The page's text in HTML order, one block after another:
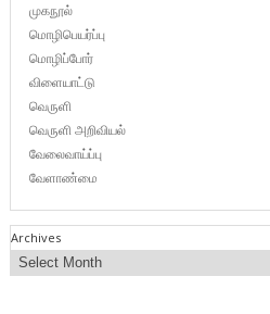
முகநூல்
மொழிபெயர்ப்பு
மொழிப்போர்
விளையாட்டு
வெருளி
வெருளி அறிவியல்
வேலைவாய்ப்பு
வேளாண்மை
Archives